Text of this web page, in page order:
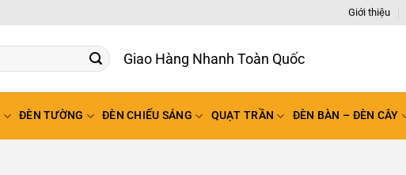
Giới thiệu
Giao Hàng Nhanh Toàn Quốc
ĐÈN TƯỜNG ĐÈN CHIẾU SÁNG QUẠT TRẦN ĐÈN BÀN – ĐÈN CÂY